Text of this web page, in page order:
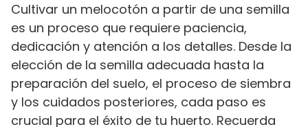
Cultivar un melocotón a partir de una semilla
es un proceso que requiere paciencia,
dedicación y atención a los detalles. Desde la
elección de la semilla adecuada hasta la
preparación del suelo, el proceso de siembra
y los cuidados posteriores, cada paso es
crucial para el éxito de tu huerto. Recuerda